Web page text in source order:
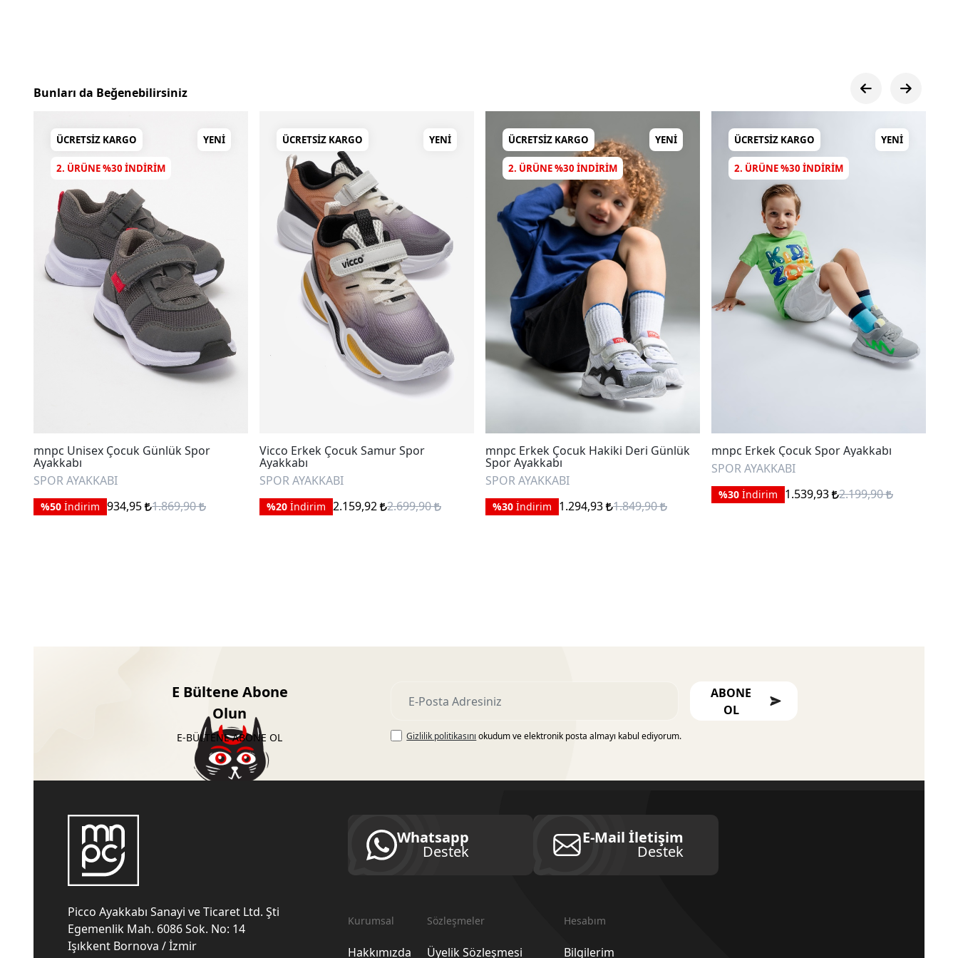
Bunları da Beğenebilirsiniz
ÜCRETSIZ KARGO YENI
2. ÜRÜNE %30 INDIRIM
mnpc Unisex Çocuk Günlük Spor
Ayakkabı
SPOR AYAKKABI
%50 İndirim 934,95 1.869,90
ÜCRETSIZ KARGO YENI
Vicco Erkek Çocuk Samur Spor
Ayakkabı
SPOR AYAKKABI
%20 İndirim 2.159,92 2.699,90
ÜCRETSIZ KARGO YENI
2. ÜRÜNE %30 INDIRIM
mnpc Erkek Çocuk Hakiki Deri Günlük
Spor Ayakkabı
SPOR AYAKKABI
%30 İndirim 1.294,93 1.849,90
ÜCRETSIZ KARGO YENI
2. ÜRÜNE %30 INDIRIM
mnpc Erkek Çocuk Spor Ayakkabı
SPOR AYAKKABI
%30 İndirim 1.539,93 2.199,90
E Bültene Abone
Olun
E-BÜLTENE ABONE OL
ABONE
OL
Gizlilik politikasını okudum ve elektronik posta almayı kabul ediyorum.
Picco Ayakkabı Sanayi ve Ticaret Ltd. Şti
Egemenlik Mah. 6086 Sok. No: 14
Işıkkent Bornova / İzmir
Whatsapp
Destek
E-Mail İletişim
Destek
Kurumsal
Hakkımızda
Sözleşmeler
Üyelik Sözleşmesi
Hesabım
Bilgilerim